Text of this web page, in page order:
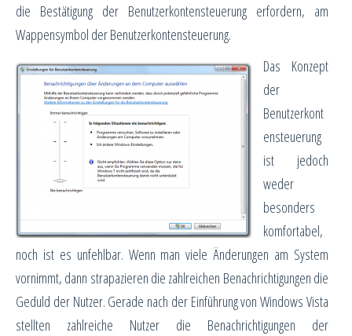
die Bestätigung der Benutzerkontensteuerung erfordern, am
Wappensymbol der Benutzerkontensteuerung.
Das Konzept
der
Benutzerkont
ensteuerung
ist jedoch
weder
besonders
komfortabel,
noch ist es unfehlbar. Wenn man viele Änderungen am System
vornimmt, dann strapazieren die zahlreichen Benachrichtigungen die
Geduld der Nutzer. Gerade nach der Einführung von Windows Vista
stellten zahlreiche Nutzer die Benachrichtigungen der